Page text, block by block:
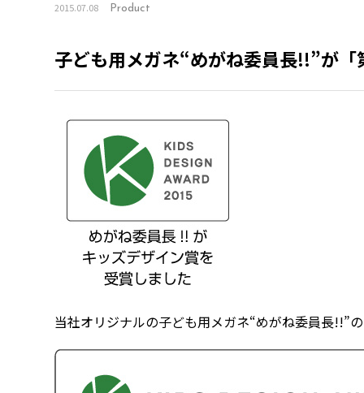
2015.07.08 Product
子ども用メガネ“めがね委員長!!”が「
当社オリジナルの子ども用メガネ“めがね委員長!!”